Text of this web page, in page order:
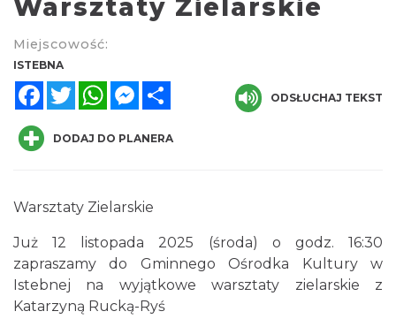
Robimy budki dla ptaków - zajęcia
warsztatowe
Istebna
0.06 km
Warsztaty Zielarskie
Miejscowość:
ISTEBNA
FacebookTwitterWhatsAppMessenger
ODSŁUCHAJ TEKST
DODAJ DO PLANERA
Warsztaty Zielarskie
Już 12 listopada 2025 (środa) o godz. 16:30
zapraszamy do Gminnego Ośrodka Kultury w
Istebnej na wyjątkowe warsztaty zielarskie z
Katarzyną Rucką-Ryś